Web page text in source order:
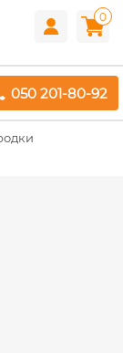
0
050 201-80-92